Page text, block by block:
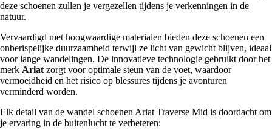
deze schoenen zullen je vergezellen tijdens je verkenningen in de
natuur.
Vervaardigd met hoogwaardige materialen bieden deze schoenen een
onberispelijke duurzaamheid terwijl ze licht van gewicht blijven, ideaal
voor lange wandelingen. De innovatieve technologie gebruikt door het
merk Ariat zorgt voor optimale steun van de voet, waardoor
vermoeidheid en het risico op blessures tijdens je avonturen
verminderd worden.
Elk detail van de wandel schoenen Ariat Traverse Mid is doordacht om
je ervaring in de buitenlucht te verbeteren: